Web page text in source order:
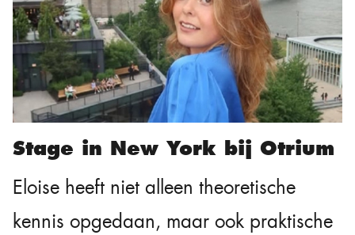
Stage in New York bij Otrium
Eloise heeft niet alleen theoretische
kennis opgedaan, maar ook praktische